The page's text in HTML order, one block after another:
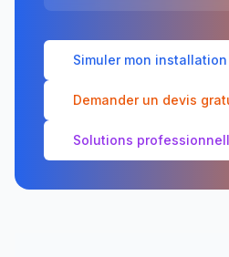
Simuler mon installation
Demander un devis
Solutions